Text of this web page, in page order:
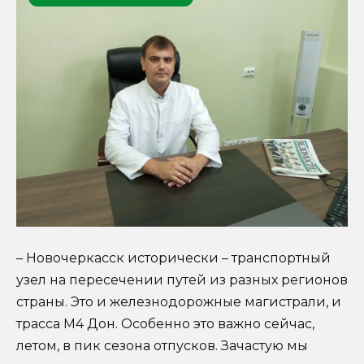
– Новочеркасск исторически – транспортный
узел на пересечении путей из разных регионов
страны. Это и железнодорожные магистрали, и
трасса М4 Дон. Особенно это важно сейчас,
летом, в пик сезона отпусков. Зачастую мы